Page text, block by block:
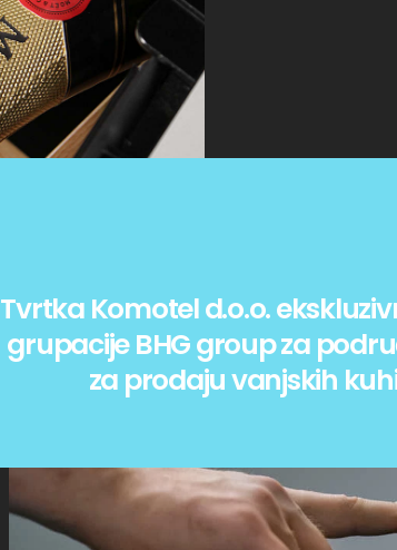
Tvrtka Komotel d.o.o.
grupacije BHG group za
za prodaju vanjskih